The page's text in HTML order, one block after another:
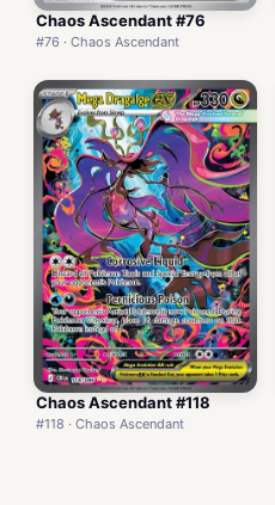
Chaos Ascendant #76
#76 · Chaos Ascendant
Chaos Ascendant #118
#118 · Chaos Ascendant